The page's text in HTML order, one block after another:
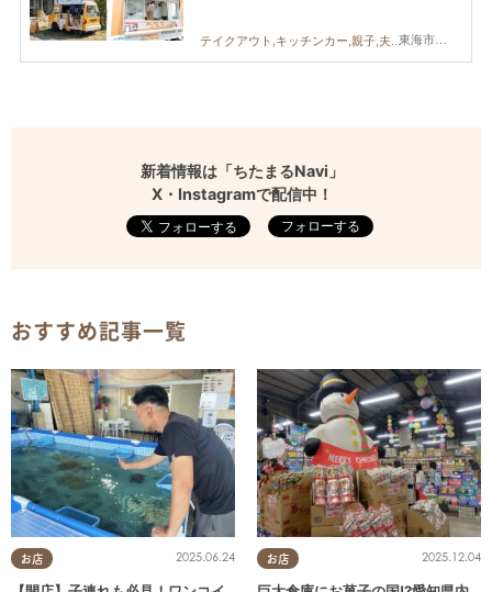
東海市,大府市,知多市,阿久比町,半田市,武豊町,南知多町,常滑市,美浜町,東浦町
テイクアウト,キッチンカー,親子,夫婦,家族,カップル,おひとりさま,友人,ペット,知多半島
新着情報は「ちたまるNavi」
X・Instagramで配信中！
フォローする
おすすめ記事一覧
お店 2025.06.24 お店 2025.12.04